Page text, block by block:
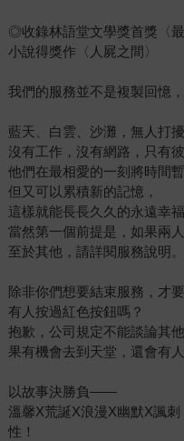
◎收錄林語堂文學獎首獎〈
小說得獎作〈人屍之間〉
我們的服務並不是複製回憶
藍天、白雲、沙灘，無人打
沒有工作，沒有網路，只有
他們在最相愛的一刻將時間
但又可以累積新的記憶，
這樣就能長長久久的永遠幸福
當然第一個前提是，如果兩
至於其他，請詳閱服務說明。
除非你們想要結束服務，才
有人按過紅色按鈕嗎？
抱歉，公司規定不能談論其
果有機會去到天堂，還會有
以故事決勝負——
溫馨X荒誕X浪漫X幽默X諷
性！